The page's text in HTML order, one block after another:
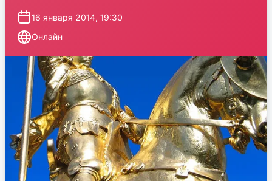
16 января 2014, 19:30
Онлайн